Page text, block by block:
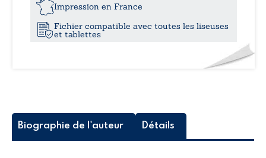
l’amour,
l’aventure,
l’espoir
Impression en France
Fichier compatible avec toutes les liseuses
et tablettes
Biographie de l'auteur Détails